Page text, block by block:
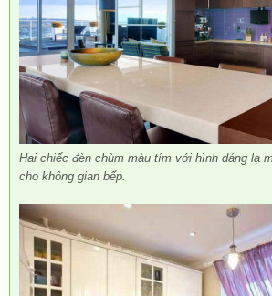
Hai chiếc đèn chùm màu tím với hình dáng lạ
cho không gian bếp.